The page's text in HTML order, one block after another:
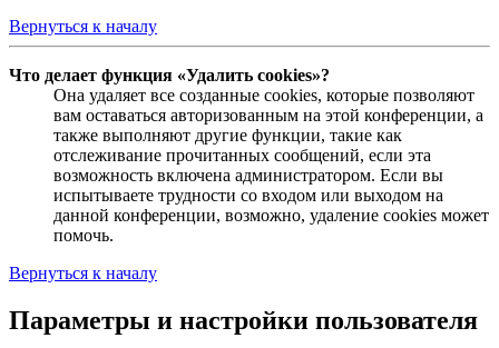
Вернуться к началу
Что делает функция «Удалить cookies»?
Она удаляет все созданные cookies, которые позволяют
вам оставаться авторизованным на этой конференции, а
также выполняют другие функции, такие как
отслеживание прочитанных сообщений, если эта
возможность включена администратором. Если вы
испытываете трудности со входом или выходом на
данной конференции, возможно, удаление cookies может
помочь.
Вернуться к началу
Параметры и настройки пользователя